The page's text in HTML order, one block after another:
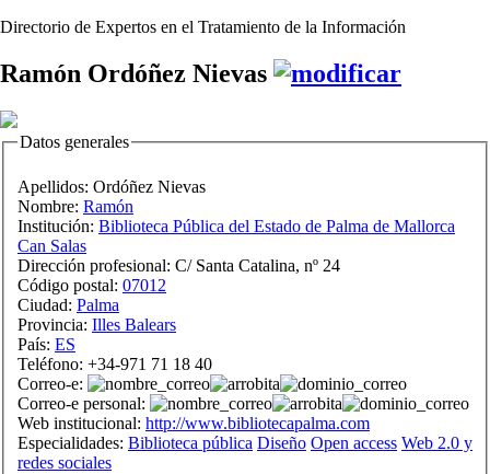
Directorio de Expertos en el Tratamiento de la Información
Ramón Ordóñez Nievas
Datos generales
Apellidos: Ordóñez Nievas
Nombre: Ramón
Institución: Biblioteca Pública del Estado de Palma de Mallorca
Can Salas
Dirección profesional: C/ Santa Catalina, nº 24
Código postal: 07012
Ciudad: Palma
Provincia: Illes Balears
País: ES
Teléfono: +34-971 71 18 40
Correo-e:
Correo-e personal:
Web institucional: http://www.bibliotecapalma.com
Especialidades: Biblioteca pública Diseño Open access Web 2.0 y
redes sociales